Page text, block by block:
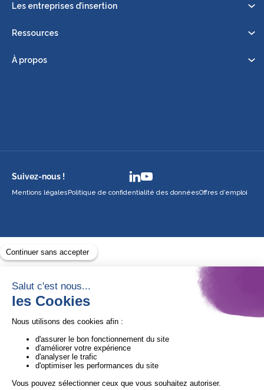
Les entreprises d’insertion
Ressources
À propos
Suivez-nous !
Mentions légalesPolitique de confidentialité des donnéesOffres d’emploi